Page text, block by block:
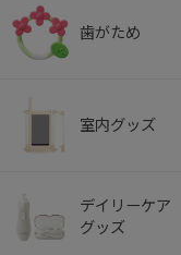
歯がため
室内グッズ
デイリーケア
グッズ